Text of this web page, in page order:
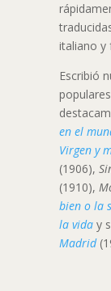
italiano y
Escribió
en el
Virgen y
(1906),
(1910),
bien o la
la viday
Madrid